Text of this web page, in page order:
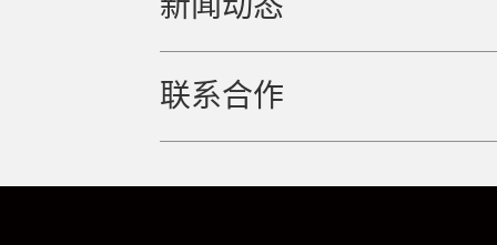
联系合作